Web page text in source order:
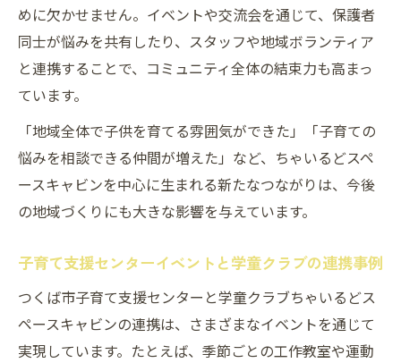
めに欠かせません。イベントや交流会を通じて、保護者
同士が悩みを共有したり、スタッフや地域ボランティア
と連携することで、コミュニティ全体の結束力も高まっ
ています。
「地域全体で子供を育てる雰囲気ができた」「子育ての
悩みを相談できる仲間が増えた」など、ちゃいるどスペ
ースキャビンを中心に生まれる新たなつながりは、今後
の地域づくりにも大きな影響を与えています。
子育て支援センターイベントと学童クラブの連携事例
つくば市子育て支援センターと学童クラブちゃいるどス
ペースキャビンの連携は、さまざまなイベントを通じて
実現しています。たとえば、季節ごとの工作教室や運動